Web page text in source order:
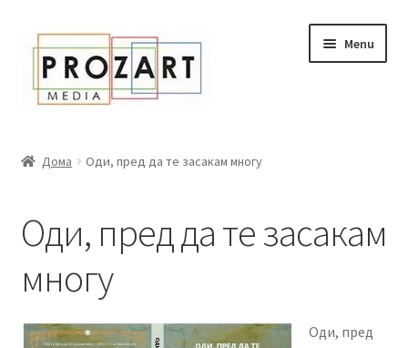
Оди
кон
навигација
Skip
content
Menu
Сите книги
Expand
child
Нашата мала библиотека
Новости
Дома Оди, пред да те засакам многу
Оди, пред да те засакам
многу
Оди, пред